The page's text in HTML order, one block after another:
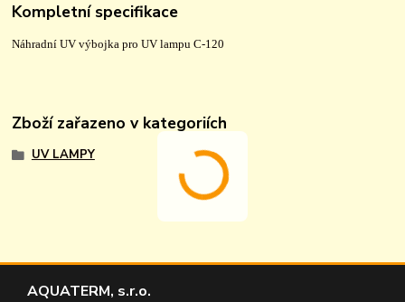
Kompletní specifikace
Náhradní UV výbojka pro UV lampu C-120
Zboží zařazeno v kategoriích
UV LAMPY
AQUATERM, s.r.o.